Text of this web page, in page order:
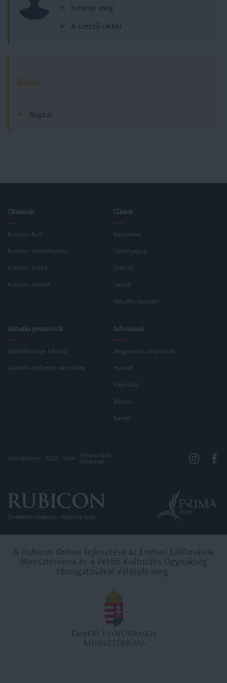
Ismerje meg
A szerző cikkei
Rovat
Naptár
Oldalaink
Rubicon Bolt
Rubicon Mesterkurzus
Rubicon Próba
Rubicon Intézet
Cikkek
Korszakok
Tananyagok
Szerzők
Naptár
Aktuális lapszám
Aktuális promóciók
Ajándékkártya készítő
Ajándék előfizetés aktiválása
Információ
Megjelenési időpontok
Hírlevél
Kapcsolat
Rólunk
Karrier
Adatvédelem ÁSZF Sütik
Felhasználási
feltételek
Történelmi magazin / Alapítva 1989
A Rubicon Online fejlesztése az Emberi Erőforrások
Minisztériuma és a Petőfi Kulturális Ügynökség
támogatásával valósult meg.